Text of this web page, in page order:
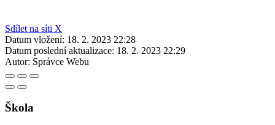
Sdílet na síti X
Datum vložení: 18. 2. 2023 22:28
Datum poslední aktualizace: 18. 2. 2023 22:29
Autor: Správce Webu
Škola